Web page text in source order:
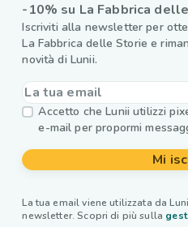
-10% su La Fabbrica
Iscriviti alla newsletter per
La Fabbrica delle Storie e
novità di Lunii.
Accetto che Lunii utilizzi
e-mail per propormi
Mi
La tua email viene utilizzata da
newsletter. Scopri di più sulla